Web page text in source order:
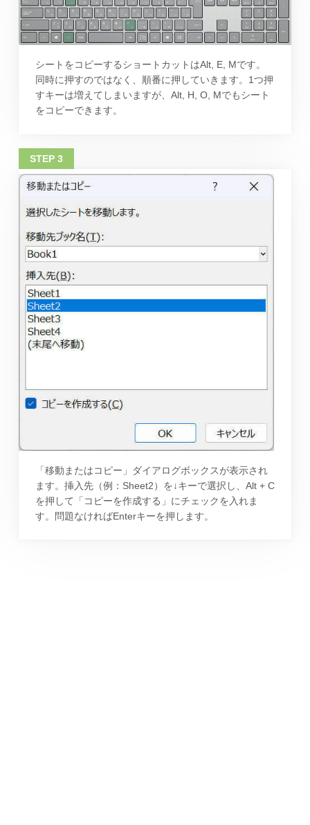
シートをコピーするショートカットはAlt, E, Mです。
同時に押すのではなく、順番に押していきます。1つ押
すキーは増えてしまいますが、Alt, H, O, Mでもシート
をコピーできます。
「移動またはコピー」ダイアログボックスが表示され
ます。挿入先（例：Sheet2）を↓キーで選択し、Alt + C
を押して「コピーを作成する」にチェックを入れま
す。問題なければEnterキーを押します。